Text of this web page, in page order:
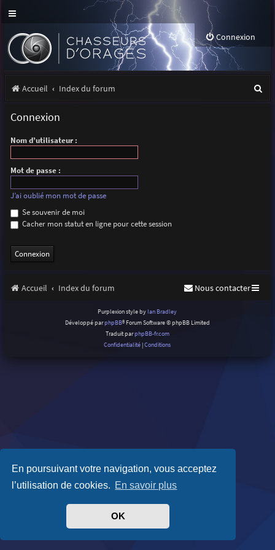
En poursuivant votre navigation, vous acceptez
l’utilisation de cookies. En savoir plus
OK
Connexion
Accueil Index du forum
Connexion
Nom d’utilisateur :
Mot de passe :
J’ai oublié mon mot de passe
Se souvenir de moi
Cacher mon statut en ligne pour cette session
Accueil Index du forum Nous contacter
Purplexion style by Ian Bradley
Développé parphpBB® Forum Software © phpBB Limited
Traduit parphpBB-fr.com
Confidentialité |Conditions